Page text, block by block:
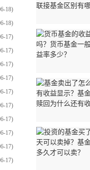
18)
18)
17)
17)
17)
17)
17)
17)
17)
17)
17)
17)